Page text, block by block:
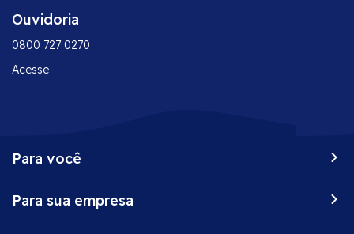
Ouvidoria
0800 727 0270
Acesse
Para você
Vantagens do seu cartão
Para sua empresa